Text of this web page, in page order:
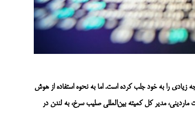
زیادی را به خود جلب کرده است. اما به نحوه استفاده از هوش
ماردینی، مدیر کل کمیته بین‌المللی صلیب سرخ، به لندن در